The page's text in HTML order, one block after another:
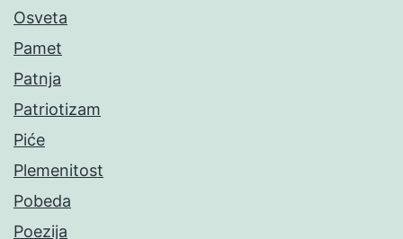
Osveta
Pamet
Patnja
Patriotizam
Piće
Plemenitost
Pobeda
Poezija